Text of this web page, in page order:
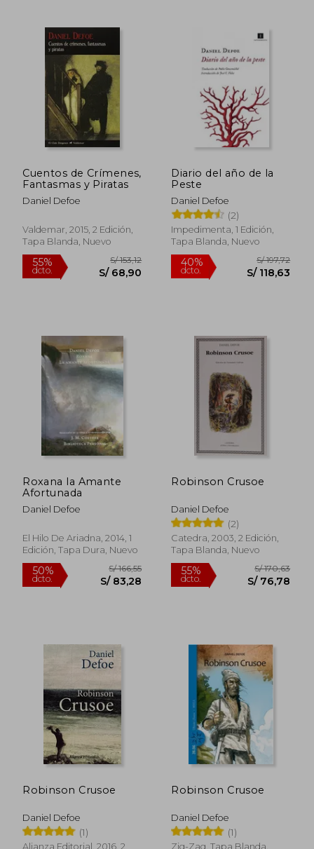
dcto. S/ 101,98 dcto.
Cuentos de Crímenes,
Fantasmas y Piratas
Daniel Defoe
Valdemar, 2015, 2 Edición,
Tapa Blanda, Nuevo
55%
S/ 68,90
Diario del año de la
Peste
Daniel Defoe
(2)
Impedimenta, 1 Edición,
Tapa Blanda, Nuevo
40%
dcto.
Roxana la Amante
Afortunada
Daniel Defoe
El Hilo De Ariadna, 2014, 1
Edición, Tapa Dura, Nuevo
Robinson Crusoe
Daniel Defoe
(2)
Catedra, 2003, 2 Edición,
Tapa Blanda, Nuevo
Robinson Crusoe
Daniel Defoe
(1)
Alianza Editorial, 2016, 2
Robinson Crusoe
Daniel Defoe
(1)
Zig-Zag, Tapa Blanda,